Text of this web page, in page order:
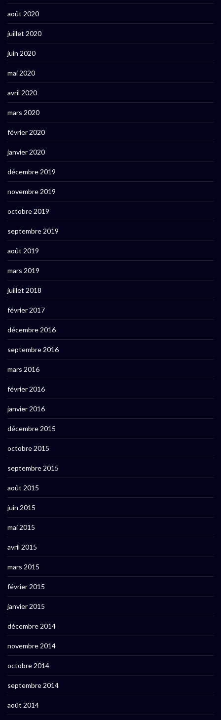
août 2020
juillet 2020
juin 2020
mai 2020
avril 2020
mars 2020
février 2020
janvier 2020
décembre 2019
novembre 2019
octobre 2019
septembre 2019
août 2019
mars 2019
juillet 2018
février 2017
décembre 2016
septembre 2016
mars 2016
février 2016
janvier 2016
décembre 2015
octobre 2015
septembre 2015
août 2015
juin 2015
mai 2015
avril 2015
mars 2015
février 2015
janvier 2015
décembre 2014
novembre 2014
octobre 2014
septembre 2014
août 2014